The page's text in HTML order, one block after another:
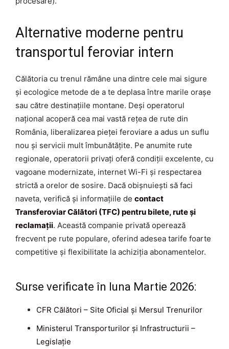
Alternative moderne pentru
transportul feroviar intern
Călătoria cu trenul rămâne una dintre cele mai sigure
și ecologice metode de a te deplasa între marile orașe
sau către destinațiile montane. Deși operatorul
național acoperă cea mai vastă rețea de rute din
România, liberalizarea pieței feroviare a adus un suflu
nou și servicii mult îmbunătățite. Pe anumite rute
regionale, operatorii privați oferă condiții excelente, cu
vagoane modernizate, internet Wi-Fi și respectarea
strictă a orelor de sosire. Dacă obișnuiești să faci
naveta, verifică și informațiile de contact
Transferoviar Călători (TFC) pentru bilete, rute și
reclamații. Această companie privată operează
frecvent pe rute populare, oferind adesea tarife foarte
competitive și flexibilitate la achiziția abonamentelor.
Surse verificate în luna Martie 2026:
CFR Călători – Site Oficial și Mersul Trenurilor
Ministerul Transporturilor și Infrastructurii –
Legislație